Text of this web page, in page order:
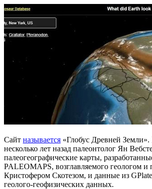
Сайт называется «Глобус Древней Земли».
несколько лет назад палеонтолог Ян
палеогеографические карты,
PALEOMAPS, возглавляемого геологом и
Кристофером Скотезом, и данные из
геолого-геофизических данных.